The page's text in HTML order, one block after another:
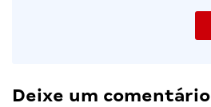
Deixe um comentário